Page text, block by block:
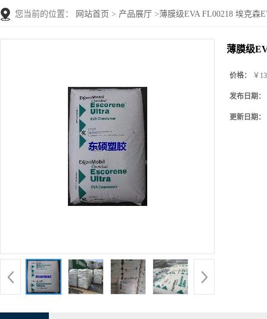
您当前的位置： 网站首页 > 产品展厅 >薄膜级EVA FL00218 埃克森
薄膜级
价格： ￥
发布日期：
更新日期：